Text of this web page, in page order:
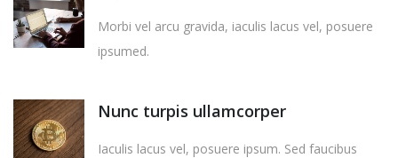
Morbi vel arcu gravida, iaculis lacus vel, posuere
ipsumed.
Nunc turpis ullamcorper
Iaculis lacus vel, posuere ipsum. Sed faucibus